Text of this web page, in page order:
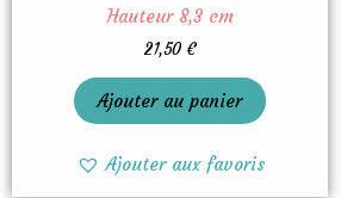
Hauteur 8,3 cm
21,50€
Ajouter au panier
Ajouter aux favoris